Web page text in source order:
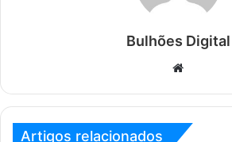
Bulhões Digital
Website
Artigos relacionados